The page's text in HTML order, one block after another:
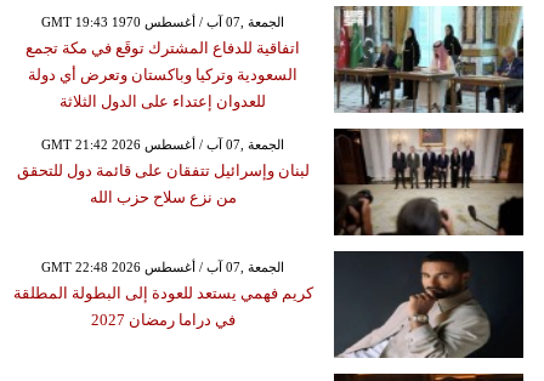
GMT 19:43 1970 الجمعة ,07 آب / أغسطس
اتفاقية للدفاع المشترك توقَع في مكة تجمع
السعودية وتركيا وباكستان وتعرض أي دولة
للعدوان إعتداء على الدول الثلاثة
GMT 21:42 2026 الجمعة ,07 آب / أغسطس
لبنان وإسرائيل تتفقان على قائمة دول للتحقق
من نزع سلاح حزب الله
GMT 22:48 2026 الجمعة ,07 آب / أغسطس
كريم فهمي يستعد للعودة إلى البطولة المطلقة
في دراما رمضان 2027